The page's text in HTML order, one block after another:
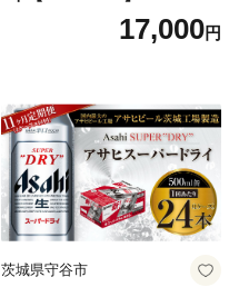
17,000円
茨城県守谷市